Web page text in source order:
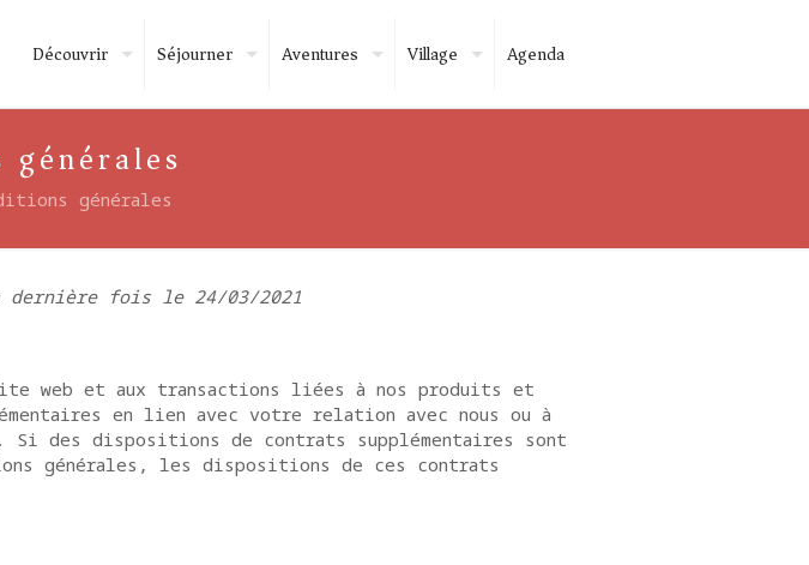
Découvrir Séjourner Aventures Village Agenda
générales
fois le 24/03/2021
web et aux transactions liées à nos produits et
en lien avec votre relation avec nous ou à
des dispositions de contrats supplémentaires sont
générales, les dispositions de ces contrats